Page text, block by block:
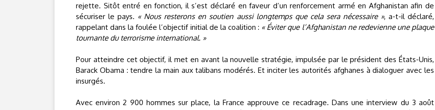
rejette. Sitôt entré en fonction, il s’est déclaré en faveur d’un renforcement armé en Afghanistan afin de
sécuriser le pays. « Nous resterons en soutien aussi longtemps que cela sera nécessaire », a-t-il déclaré,
rappelant dans la foulée l’objectif initial de la coalition : « Éviter que l’Afghanistan ne redevienne une plaque
tournante du terrorisme international. »
Pour atteindre cet objectif, il met en avant la nouvelle stratégie, impulsée par le président des États-Unis,
Barack Obama : tendre la main aux talibans modérés. Et inciter les autorités afghanes à dialoguer avec les
insurgés.
Avec environ 2 900 hommes sur place, la France approuve ce recadrage. Dans une interview du 3 août